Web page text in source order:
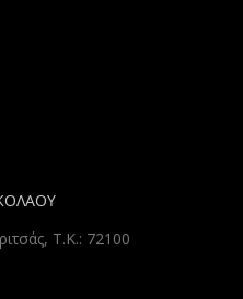
Τ.Κ.: 72100